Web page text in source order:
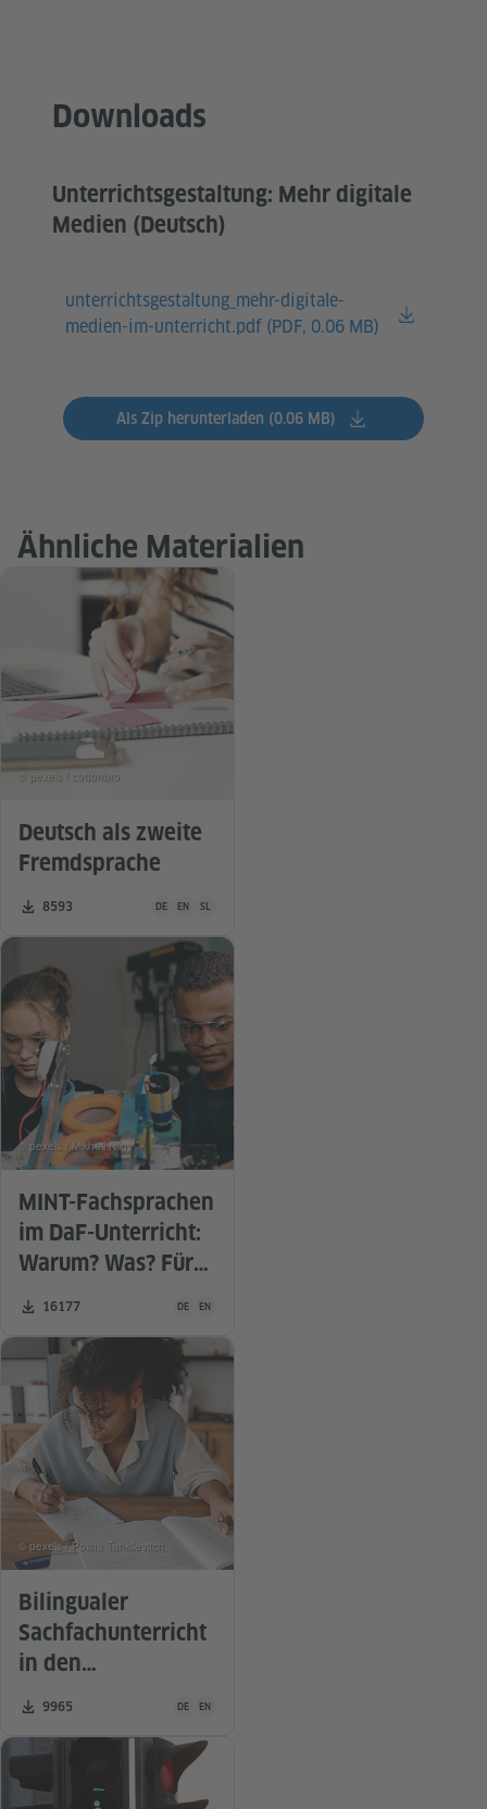
Downloads
Unterrichtsgestaltung: Mehr digitale
Medien (Deutsch)
unterrichtsgestaltung_mehr-digitale-
medien-im-unterricht.pdf (PDF, 0.06 MB)
Als Zip herunterladen (0.06 MB)
Ähnliche Materialien
Deutsch als zweite
Fremdsprache
Zahl der Downloads:
8593 Unterrichtsmaterial ist in folgenden Sprachen verfügbar
DE EN SL
© pexels / cottonbro
MINT-Fachsprachen
im DaF-Unterricht:
Warum? Was? Für
wen? Von wem?
Zahl der Downloads:
16177 Unterrichtsmaterial ist in folgenden Sprachen
DE EN
© pexels / Mikhail Nilov
Bilingualer
Sachfachunterricht
in den
Niederlanden
Zahl der Downloads:
9965 Unterrichtsmaterial ist in folgenden Sprachen
DE EN
© pexels / Polina Tankilevitch